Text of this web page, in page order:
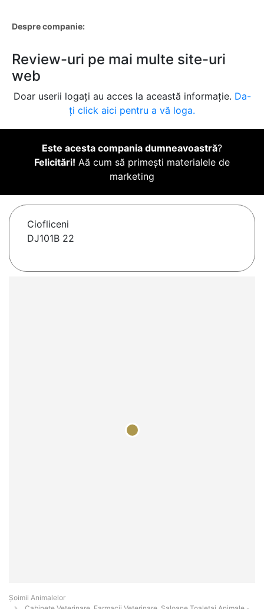
Despre companie:
Review-uri pe mai multe site-uri
web
Doar userii logați au acces la această informație. Da-
ți click aici pentru a vă loga.
Este acesta compania dumneavoastră?
Felicitări! Aă cum să primești materialele de
marketing
Ciofliceni
DJ101B 22
Şoimii Animalelor